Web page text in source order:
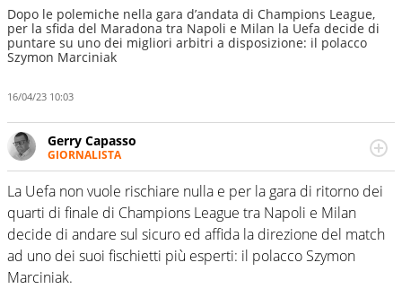
Dopo le polemiche nella gara d’andata di Champions League,
per la sfida del Maradona tra Napoli e Milan la Uefa decide di
puntare su uno dei migliori arbitri a disposizione: il polacco
Szymon Marciniak
16/04/23 10:03
Gerry Capasso
GIORNALISTA
Per lui gli sport americani non hanno segreti: basket,
football, baseball e la capacità innata di trovare la notizia
dove altri non vedono granché
La Uefa non vuole rischiare nulla e per la gara di ritorno dei
quarti di finale di Champions League tra Napoli e Milan
decide di andare sul sicuro ed affida la direzione del match
ad uno dei suoi fischietti più esperti: il polacco Szymon
Marciniak.